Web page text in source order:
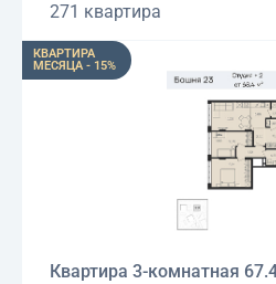
271 квартира
КВАРТИРА
МЕСЯЦА - 15%
Квартира 3-комнатная